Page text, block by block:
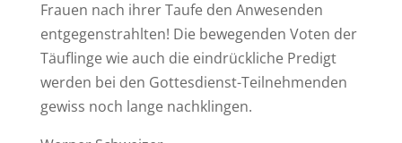
Frauen nach ihrer Taufe den Anwesenden
entgegenstrahlten! Die bewegenden Voten der
Täuflinge wie auch die eindrückliche Predigt
werden bei den Gottesdienst-Teilnehmenden
gewiss noch lange nachklingen.